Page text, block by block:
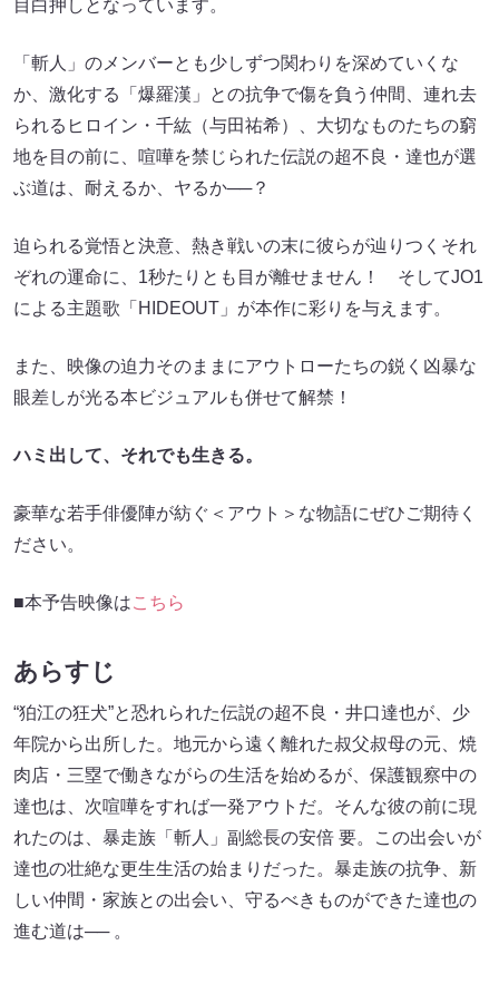
目白押しとなっています。
「斬人」のメンバーとも少しずつ関わりを深めていくな
か、激化する「爆羅漢」との抗争で傷を負う仲間、連れ去
られるヒロイン・千紘（与田祐希）、大切なものたちの窮
地を目の前に、喧嘩を禁じられた伝説の超不良・達也が選
ぶ道は、耐えるか、ヤるか──？
迫られる覚悟と決意、熱き戦いの末に彼らが辿りつくそれ
ぞれの運命に、1秒たりとも目が離せません！ そしてJO1
による主題歌「HIDEOUT」が本作に彩りを与えます。
また、映像の迫力そのままにアウトローたちの鋭く凶暴な
眼差しが光る本ビジュアルも併せて解禁！
ハミ出して、それでも生きる。
豪華な若手俳優陣が紡ぐ＜アウト＞な物語にぜひご期待く
ださい。
■本予告映像はこちら
あらすじ
“狛江の狂犬”と恐れられた伝説の超不良・井口達也が、少
年院から出所した。地元から遠く離れた叔父叔母の元、焼
肉店・三塁で働きながらの生活を始めるが、保護観察中の
達也は、次喧嘩をすれば一発アウトだ。そんな彼の前に現
れたのは、暴走族「斬人」副総長の安倍 要。この出会いが
達也の壮絶な更生生活の始まりだった。暴走族の抗争、新
しい仲間・家族との出会い、守るべきものができた達也の
進む道は── 。